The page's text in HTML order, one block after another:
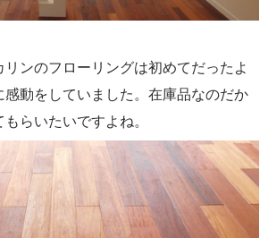
ンのフローリングは初めてだったよ
感動をしていました。在庫品なのだか
らいたいですよね。